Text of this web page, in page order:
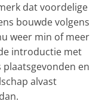
dat voordelige
bouwde volgens
weer min of meer
introductie met
en
alvast